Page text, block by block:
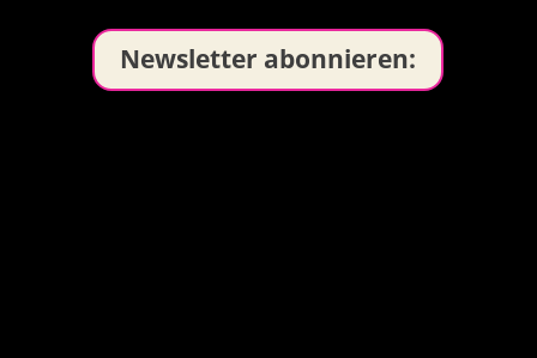
Newsletter abonnieren: